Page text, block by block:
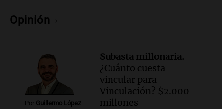
movimiento en los locales
Audio.
Por qué nos cuesta decir que no y
qué consecuencias tiene ceder siempre
Buen día, Argentina
Episodios
Opinión
Por Guillermo López
Subasta millonaria.
¿Cuánto cuesta
vincular para
Vinculación? $2.000
millones